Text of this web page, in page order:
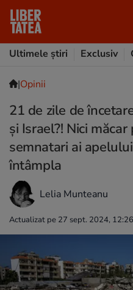
Ultimele știri
Exclusiv
|Opinii
21 de zile de
şi Israel?! Nici
semnatari ai
întâmpla
Lelia Munteanu
Actualizat pe 27 sept. 2024, 12:26